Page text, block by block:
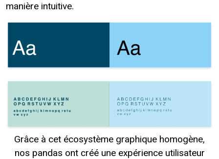
manière intuitive.
Grâce à cet écosystème graphique homogène,
nos pandas ont créé une expérience utilisateur